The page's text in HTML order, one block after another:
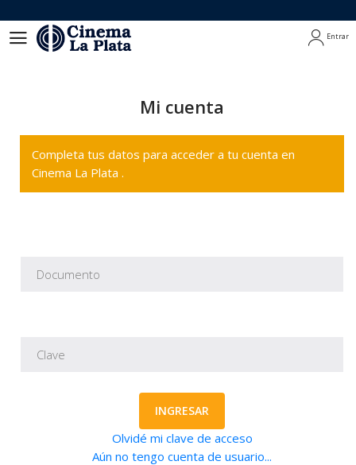
Entrar
Mi cuenta
Completa tus datos para acceder a tu cuenta en
Cinema La Plata .
INGRESAR
Olvidé mi clave de acceso
Aún no tengo cuenta de usuario...